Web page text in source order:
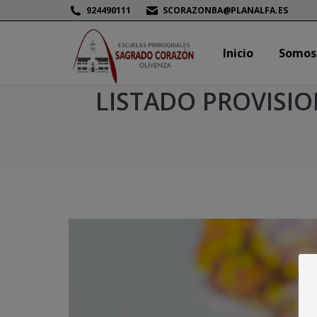
924490111 SCORAZONBA@PLANALFA.ES
Inicio Somos
LISTADO
Inicio Somos